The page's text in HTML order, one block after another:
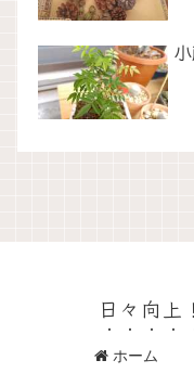
日々向上
ホーム